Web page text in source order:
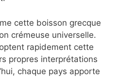
shaker. Cette
cette boisson
version crémeuse